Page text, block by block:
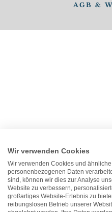
AGB &
Wir verwenden Cookies
Wir verwenden Cookies und
personenbezogenen Daten
sind, können wir dies zur Analyse
Website zu verbessern,
großartiges Website-Erlebnis zu
reibungslosen Betrieb unserer